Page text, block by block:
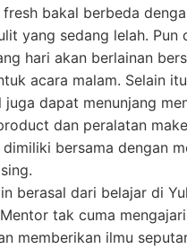
bakal berbeda
yang sedang lelah. Pun
hari akan berlainan
acara malam. Selain
juga dapat menunjang
dan peralatan
bersama dengan
berasal dari belajar di
tak cuma
memberikan ilmu